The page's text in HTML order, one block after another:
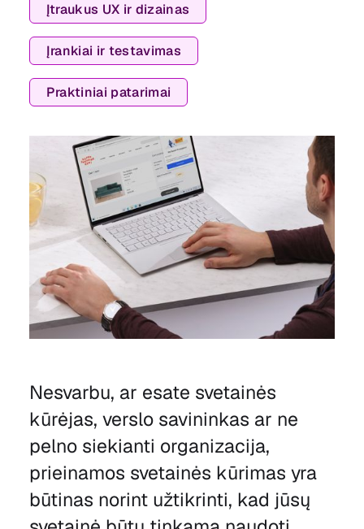
Įtraukus UX ir dizainas
Įrankiai ir testavimas
Praktiniai patarimai
Nesvarbu, ar esate svetainės
kūrėjas, verslo savininkas ar ne
pelno siekianti organizacija,
prieinamos svetainės kūrimas yra
būtinas norint užtikrinti, kad jūsų